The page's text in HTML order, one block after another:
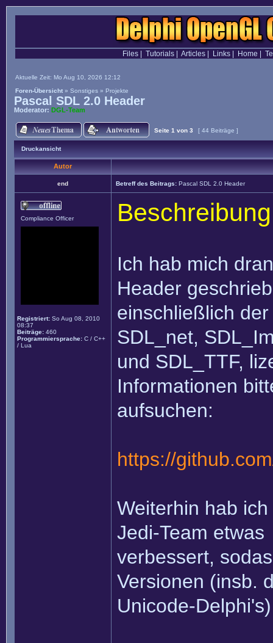
Files| Tutorials| Articles| Links| Home
Aktuelle Zeit: Mo Aug 10, 2026 12:12
Foren-Übersicht » Sonstiges » Projekte
Pascal SDL 2.0 Header
Moderator: DGL-Team
Seite 1 von 3 [ 44 Beiträge ]
Druckansicht
Autor
end Betreff des Beitrags: Pascal SDL 2.0 Header
Compliance Officer
Registriert: So Aug 08, 2010
08:37
Beiträge: 460
Programmiersprache: C / C++
/ Lua
Ich hab mich
Header
einschließlich
SDL_net,
und SDL_TTF,
Informationen
aufsuchen:
https://
Weiterhin hab
Jedi-Team etwas
verbessert,
Versionen (insb.
Unicode-